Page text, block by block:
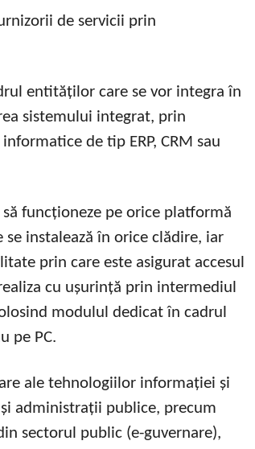
de servicii prin
entităților care se vor integra în
sistemului integrat, prin
de tip ERP, CRM sau
funcționeze pe orice platformă
instalează în orice clădire, iar
prin care este asigurat accesul
cu ușurință prin intermediul
modulul dedicat în cadrul
pe PC.
ale tehnologiilor informației și
administrații publice, precum
sectorul public (e-guvernare),